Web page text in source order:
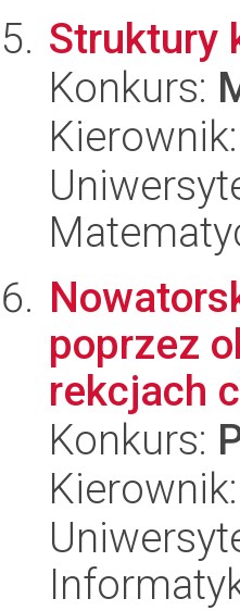
Struktury
Konkurs:
poprzez
rekcjach
Konkurs: